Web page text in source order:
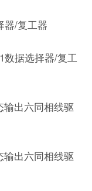
/复工器
据选择器/复工
出六同相线驱
出六同相线驱